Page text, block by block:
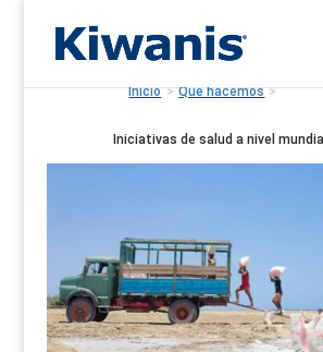
Inicio > Qué hacemos >
Iniciativas de salud a nivel mundial